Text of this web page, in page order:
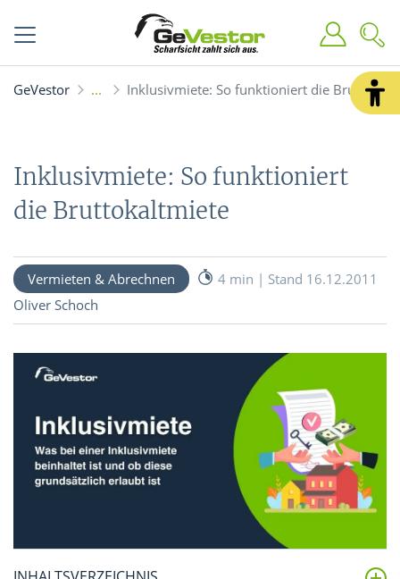
GeVestor Inklusivmiete: So funktioniert die
Inklusivmiete: So funktioniert
die Bruttokaltmiete
Vermieten & Abrechnen
4 min | Stand 16.12.2011
Oliver Schoch